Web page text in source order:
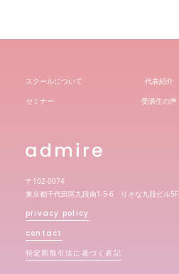
スクールについて 代表紹介
セミナー
受講生の声
〒102-0074
東京都千代田区九段南1-5-6 りそな九段ビル5F
privacy policy
contact
特定商取引法に基づく表記